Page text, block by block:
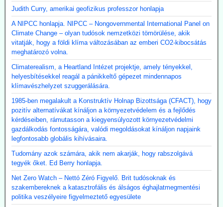
Judith Curry, amerikai geofizikus professzor honlapja
A NIPCC honlapja. NIPCC – Nongovernmental International Panel on
Climate Change – olyan tudósok nemzetközi tömörülése, akik
vitatják, hogy a földi klíma változásában az emberi CO2-kibocsátás
meghatározó volna.
Climaterealism, a Heartland Intézet projektje, amely tényekkel,
helyesbítésekkel reagál a pánikkeltő gépezet mindennapos
klímavészhelyzet szuggerálására.
1985-ben megalakult a Konstruktív Holnap Bizottsága (CFACT), hogy
pozitív alternatívákat kínáljon a környezetvédelem és a fejlődés
kérdéseiben, rámutasson a kiegyensúlyozott környezetvédelmi
gazdálkodás fontosságára, valódi megoldásokat kínáljon napjaink
legfontosabb globális kihívásaira.
Tudomány azok számára, akik nem akarják, hogy rabszolgává
tegyék őket. Ed Berry honlapja.
Net Zero Watch – Nettó Zéró Figyelő. Brit tudósoknak és
szakembereknek a katasztrofális és álságos éghajlatmegmentési
politika veszélyeire figyelmeztető egyesülete